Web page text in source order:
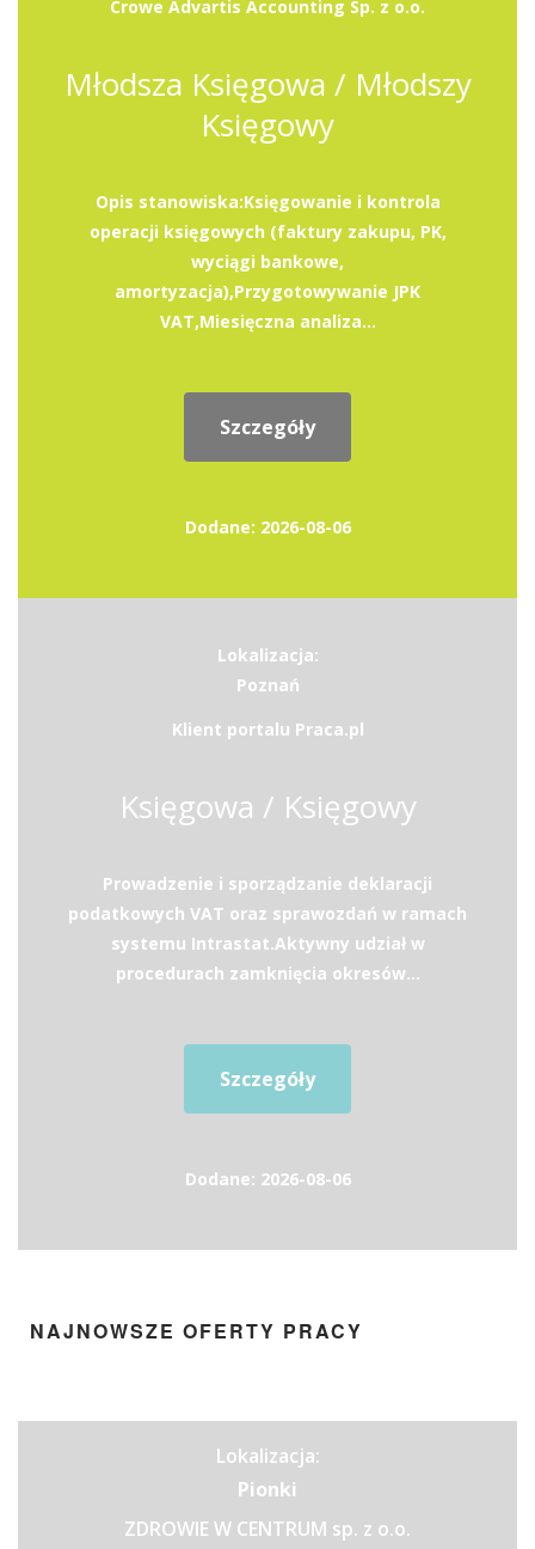
Crowe Advartis Accounting Sp. z o.o.
Młodsza Księgowa / Młodszy
Księgowy
Opis stanowiska:Księgowanie i kontrola
operacji księgowych (faktury zakupu, PK,
wyciągi bankowe,
amortyzacja),Przygotowywanie JPK
VAT,Miesięczna analiza...
Szczegóły
Dodane: 2026-08-06
Lokalizacja:
Poznań
Klient portalu Praca.pl
Księgowa / Księgowy
Prowadzenie i sporządzanie deklaracji
podatkowych VAT oraz sprawozdań w ramach
systemu Intrastat.Aktywny udział w
procedurach zamknięcia okresów...
Szczegóły
Dodane: 2026-08-06
NAJNOWSZE OFERTY PRACY
Lokalizacja:
Pionki
ZDROWIE W CENTRUM sp. z o.o.